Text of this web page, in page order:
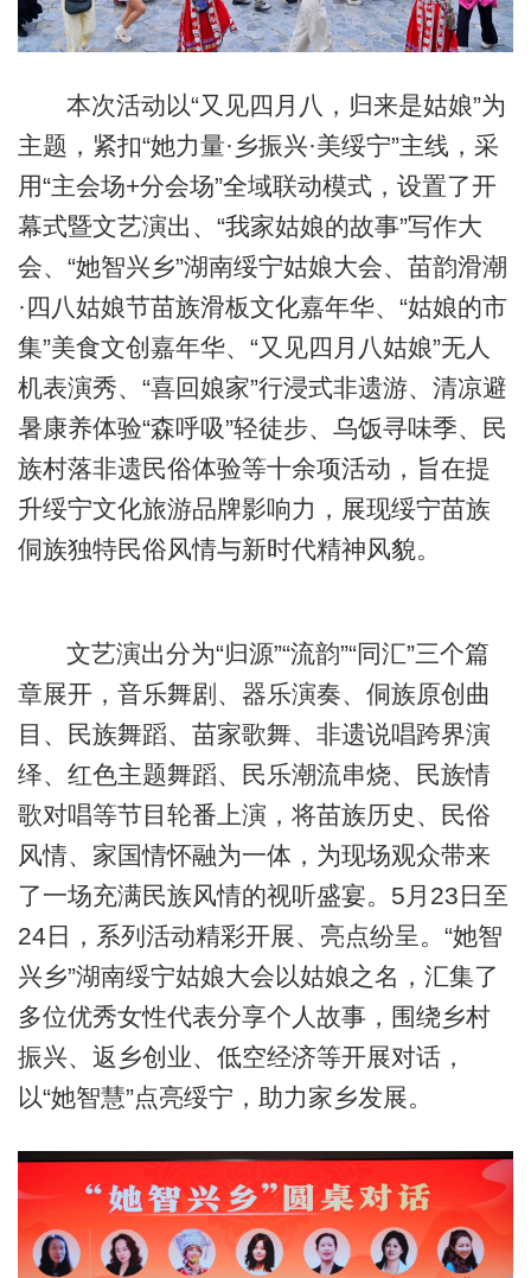
本次活动以“又见四月八，归来是姑娘”为
主题，紧扣“她力量·乡振兴·美绥宁”主线，采
用“主会场+分会场”全域联动模式，设置了开
幕式暨文艺演出、“我家姑娘的故事”写作大
会、“她智兴乡”湖南绥宁姑娘大会、苗韵滑潮
·四八姑娘节苗族滑板文化嘉年华、“姑娘的市
集”美食文创嘉年华、“又见四月八姑娘”无人
机表演秀、“喜回娘家”行浸式非遗游、清凉避
暑康养体验“森呼吸”轻徒步、乌饭寻味季、民
族村落非遗民俗体验等十余项活动，旨在提
升绥宁文化旅游品牌影响力，展现绥宁苗族
侗族独特民俗风情与新时代精神风貌。
文艺演出分为“归源”“流韵”“同汇”三个篇
章展开，音乐舞剧、器乐演奏、侗族原创曲
目、民族舞蹈、苗家歌舞、非遗说唱跨界演
绎、红色主题舞蹈、民乐潮流串烧、民族情
歌对唱等节目轮番上演，将苗族历史、民俗
风情、家国情怀融为一体，为现场观众带来
了一场充满民族风情的视听盛宴。5月23日至
24日，系列活动精彩开展、亮点纷呈。“她智
兴乡”湖南绥宁姑娘大会以姑娘之名，汇集了
多位优秀女性代表分享个人故事，围绕乡村
振兴、返乡创业、低空经济等开展对话，
以“她智慧”点亮绥宁，助力家乡发展。